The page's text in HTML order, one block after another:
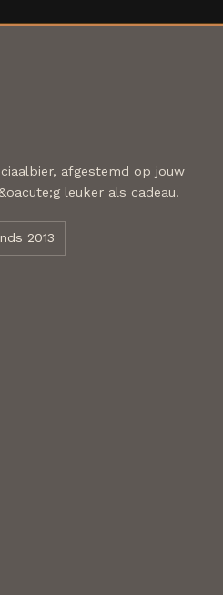
afgestemd op jouw
leuker als cadeau.
2013